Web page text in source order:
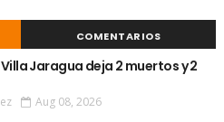
COMENTARIOS
Jaragua deja 2 muertos y 2
Aug 08, 2026